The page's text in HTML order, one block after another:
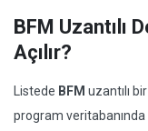
BFM Uzantılı
Açılır?
Listede BFM uzantılı
program veritabanında